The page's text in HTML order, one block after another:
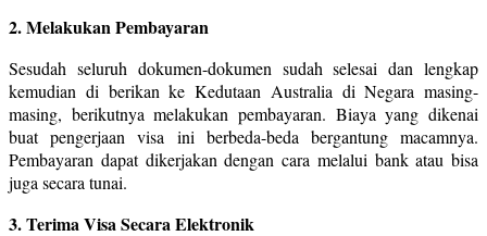
2. Melakukan Pembayaran
Sesudah seluruh dokumen-dokumen sudah selesai dan lengkap
kemudian di berikan ke Kedutaan Australia di Negara masing-
masing, berikutnya melakukan pembayaran. Biaya yang dikenai
buat pengerjaan visa ini berbeda-beda bergantung macamnya.
Pembayaran dapat dikerjakan dengan cara melalui bank atau bisa
juga secara tunai.
3. Terima Visa Secara Elektronik